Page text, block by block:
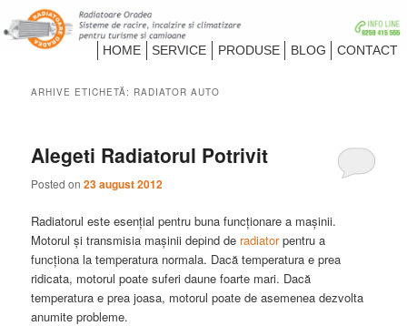
Radiatoare Oradea
Despre Radiatoare Camioane si Turisme
HOME SERVICE PRODUSE BLOG CONTACT
ARHIVE ETICHETĂ: RADIATOR AUTO
Alegeti Radiatorul Potrivit
Posted on23 august 2012
Radiatorul este esențial pentru buna funcționare a mașinii.
Motorul și transmisia mașinii depind de radiatorpentru a
funcționa la temperatura normala. Dacă temperatura e prea
ridicata, motorul poate suferi daune foarte mari. Dacă
temperatura e prea joasa, motorul poate de asemenea dezvolta
anumite probleme.